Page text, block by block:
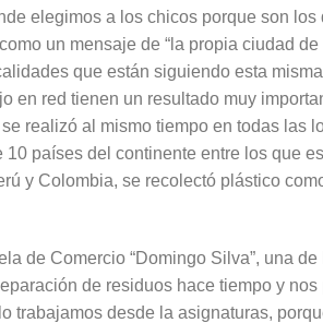
elegimos a los chicos porque son
un mensaje de “la propia ciudad
que están siguiendo esta
en red tienen un resultado muy
realizó al mismo tiempo en todas las
países del continente entre los que
y Colombia, se recolectó plástico
de Comercio “Domingo Silva”, una
de residuos hace tiempo y
trabajamos desde la asignaturas,